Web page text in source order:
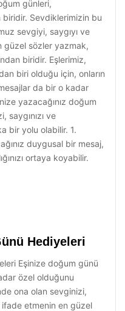
günleri,
biridir. Sevdiklerimizin bu
sevgiyi, saygıyı ve
güzel sözler yazmak,
biridir. Eşlerimiz,
biri olduğu için, onların
da bir o kadar
yazacağınız doğum
saygınızı ve
bir yolu olabilir. 1.
duygusal bir mesaj,
ortaya koyabilir.
Hediyeleri
Eşinize doğum günü
özel olduğunu
ona olan sevginizi,
etmenin en güzel